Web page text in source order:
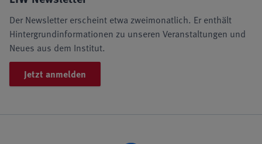
Der Newsletter erscheint etwa zweimonatlich. Er enthält
Hintergrundinformationen zu unseren Veranstaltungen und
Neues aus dem Institut.
Jetzt anmelden